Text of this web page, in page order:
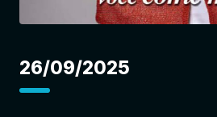
26/09/2025